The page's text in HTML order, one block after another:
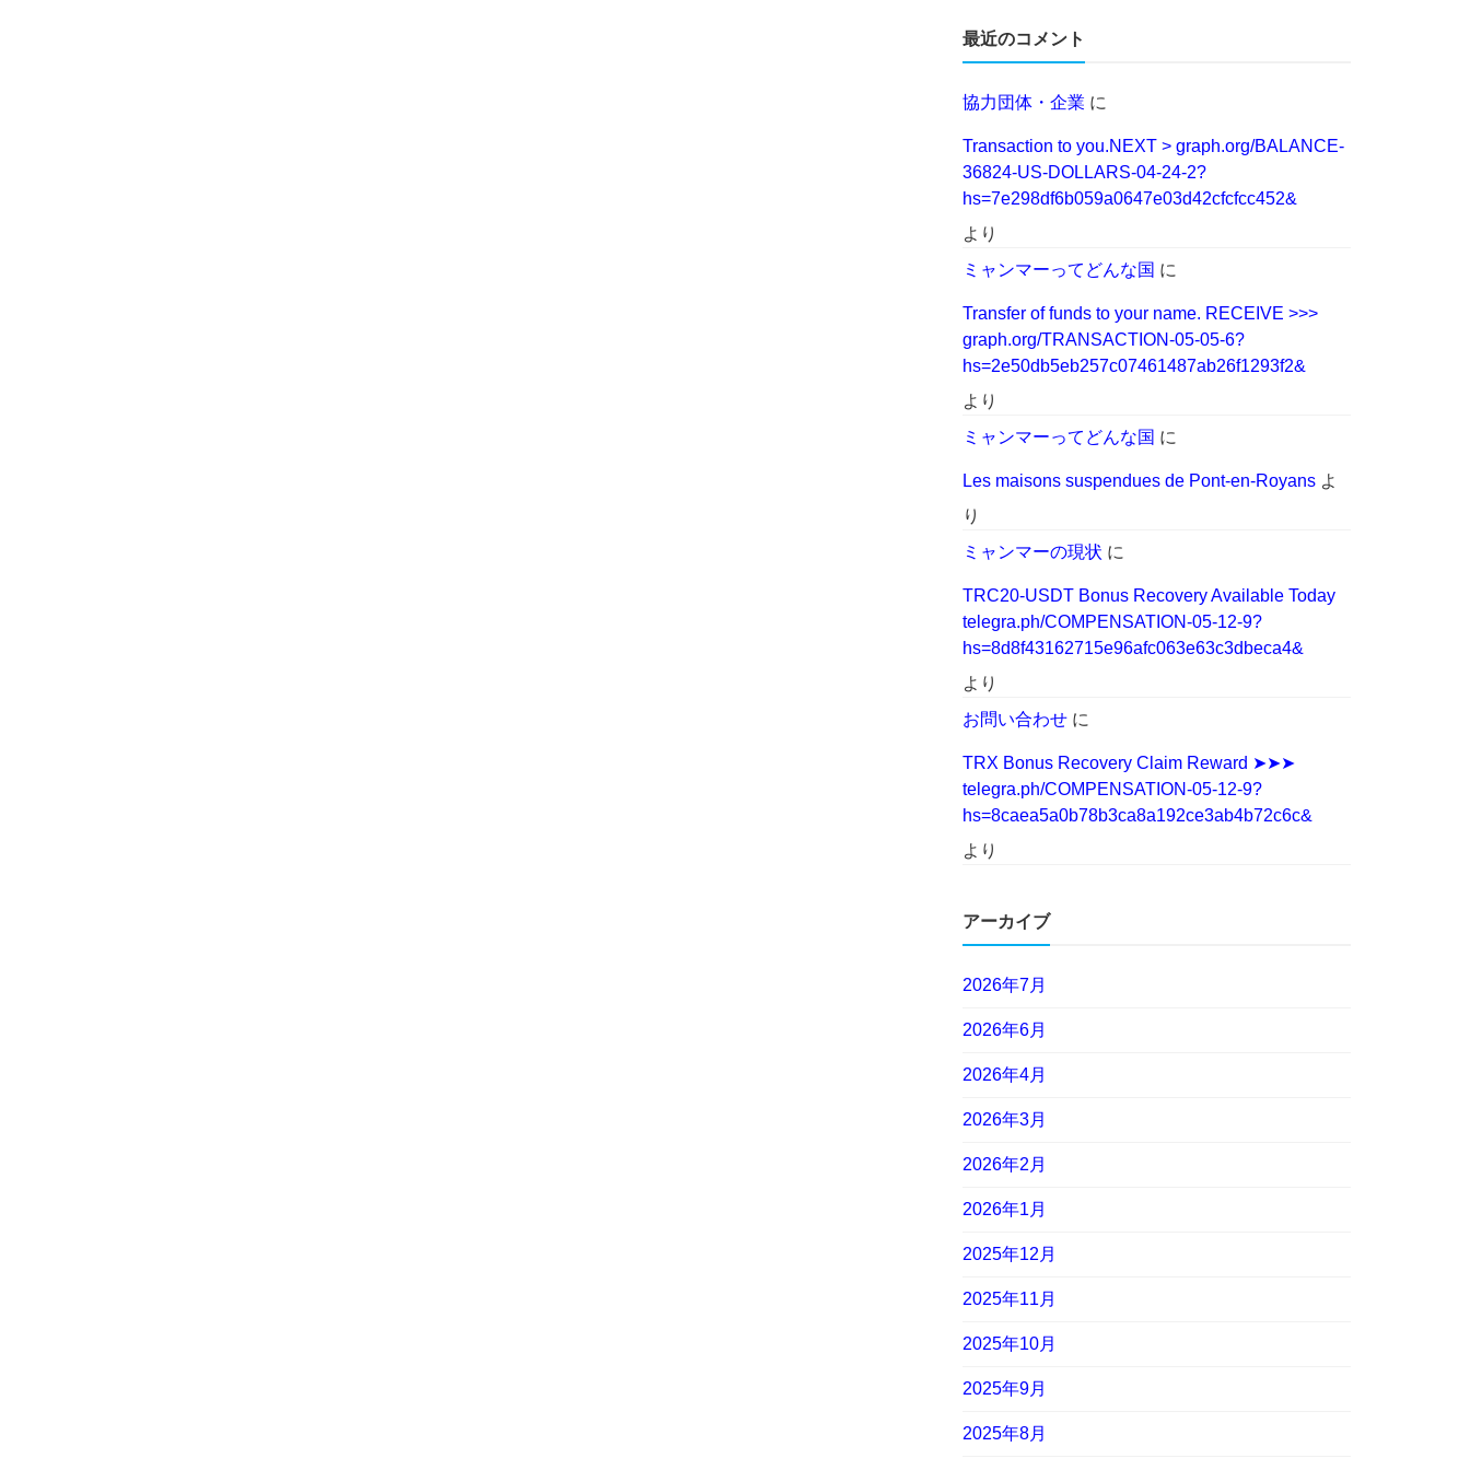
最近のコメント
協力団体・企業 に
Transaction to you.NEXT > graph.org/BALANCE-
36824-US-DOLLARS-04-24-2?
hs=7e298df6b059a0647e03d42cfcfcc452&
より
ミャンマーってどんな国 に
Transfer of funds to your name. RECEIVE >>>
graph.org/TRANSACTION-05-05-6?
hs=2e50db5eb257c07461487ab26f1293f2&
より
ミャンマーってどんな国 に
Les maisons suspendues de Pont-en-Royansよ
り
ミャンマーの現状 に
TRC20-USDT Bonus Recovery Available Today
telegra.ph/COMPENSATION-05-12-9?
hs=8d8f43162715e96afc063e63c3dbeca4&
より
お問い合わせに
TRX Bonus Recovery Claim Reward ➤➤➤
telegra.ph/COMPENSATION-05-12-9?
hs=8caea5a0b78b3ca8a192ce3ab4b72c6c&
より
アーカイブ
2026年7月
2026年6月
2026年4月
2026年3月
2026年2月
2026年1月
2025年12月
2025年11月
2025年10月
2025年9月
2025年8月